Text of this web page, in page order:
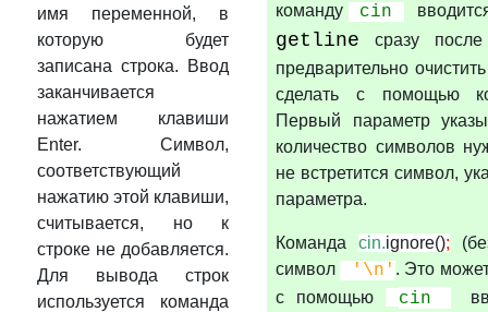
имя переменной, в
которую будет
записана строка. Ввод
заканчивается
нажатием клавиши
Enter. Символ,
соответствующий
нажатию этой клавиши,
считывается, но к
строке не добавляется.
Для вывода строк
используется команда
команду
cin
getline сразу
предварительно
сделать с помощью
Первый параметр
количество символов
не встретится символ,
параметра.
Команда cin.ignore();
символ
'\n' . Это
с помощью
cin